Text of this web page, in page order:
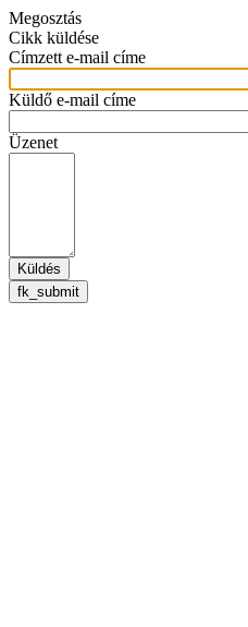
Megosztás
Cikk küldése
Címzett e-mail címe
Küldő e-mail címe
Üzenet